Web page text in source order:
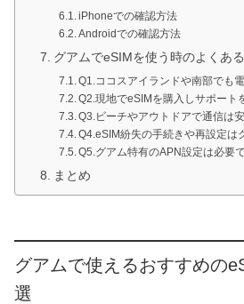
iPhoneでの確認方法
Androidでの確認方法
グアムでeSIMを使う時のよくあ
Q1.ココスアイランドや南部でも
Q2.現地でeSIMを購入しサポート
Q3.ビーチやアウトドアで通信は
Q4.eSIM紛失の手続きや再設定は
Q5.グアム特有のAPN設定は必要
まとめ
グアムで使えるおすすめの
選